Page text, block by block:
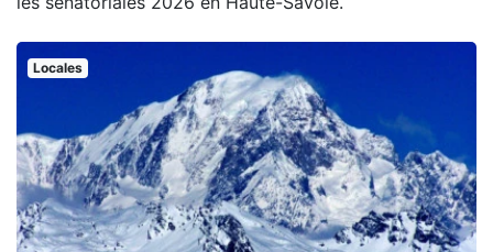
Locales